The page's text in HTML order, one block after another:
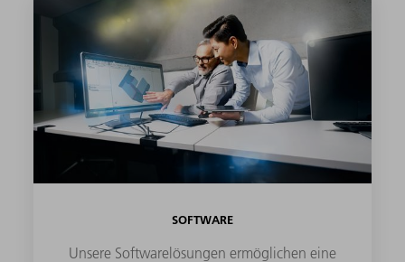
SOFTWARE
Unsere Softwarelösungen ermöglichen eine